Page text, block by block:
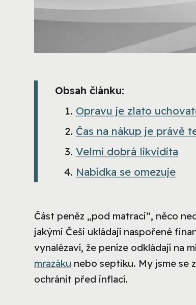
Obsah článku:
Opravu je zlato
Čas na nákup je právě
Velmi dobrá likvidita
Nabídka se omezuje
Část peněz „pod matraci“, něco
jakými Češi ukládají naspořené
vynalézaví, že peníze odkládají na
mrazáku nebo septiku. My jsme se
ochránit před inflací.